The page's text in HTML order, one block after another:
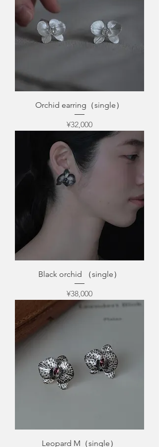
Orchid earring（single）
Price
¥32,000
Black orchid （single）
Price
¥38,000
Leopard M（single）